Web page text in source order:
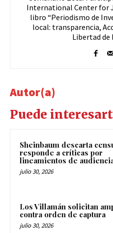
International Center for
libro “Periodismo de
local: transparencia,
Libertad de
Autor(a)
Puede
Sheinbaum descarta
responde a críticas por
lineamientos de
julio 30, 2026
Los Villamán solicitan
contra orden de captura
julio 30, 2026